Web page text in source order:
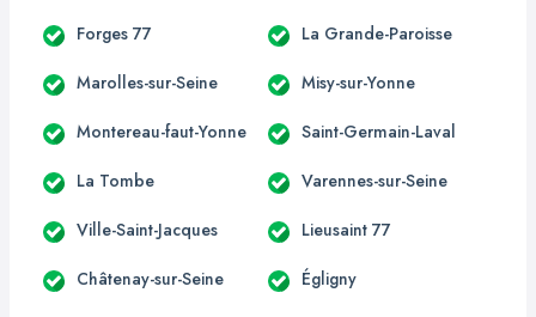
Forges 77 La Grande-Paroisse
Marolles-sur-Seine Misy-sur-Yonne
Montereau-faut-Yonne Saint-Germain-Laval
La Tombe Varennes-sur-Seine
Ville-Saint-Jacques Lieusaint 77
Châtenay-sur-Seine Égligny